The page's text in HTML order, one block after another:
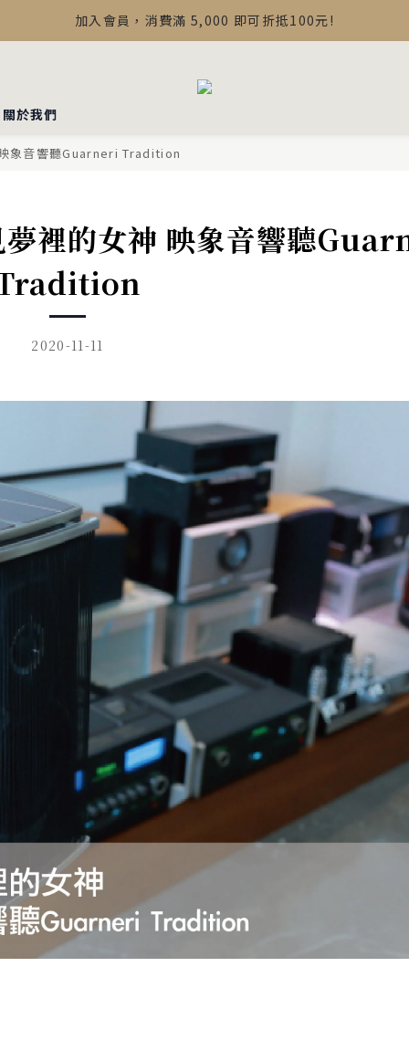
【最新公告】Devialet Mania 盒內配件調整說明
加入會員，消費滿 5,000 即可折抵100元!
於我們
象音響聽Guarneri Tradition
裡的女神 映象音響聽
2020-11-11